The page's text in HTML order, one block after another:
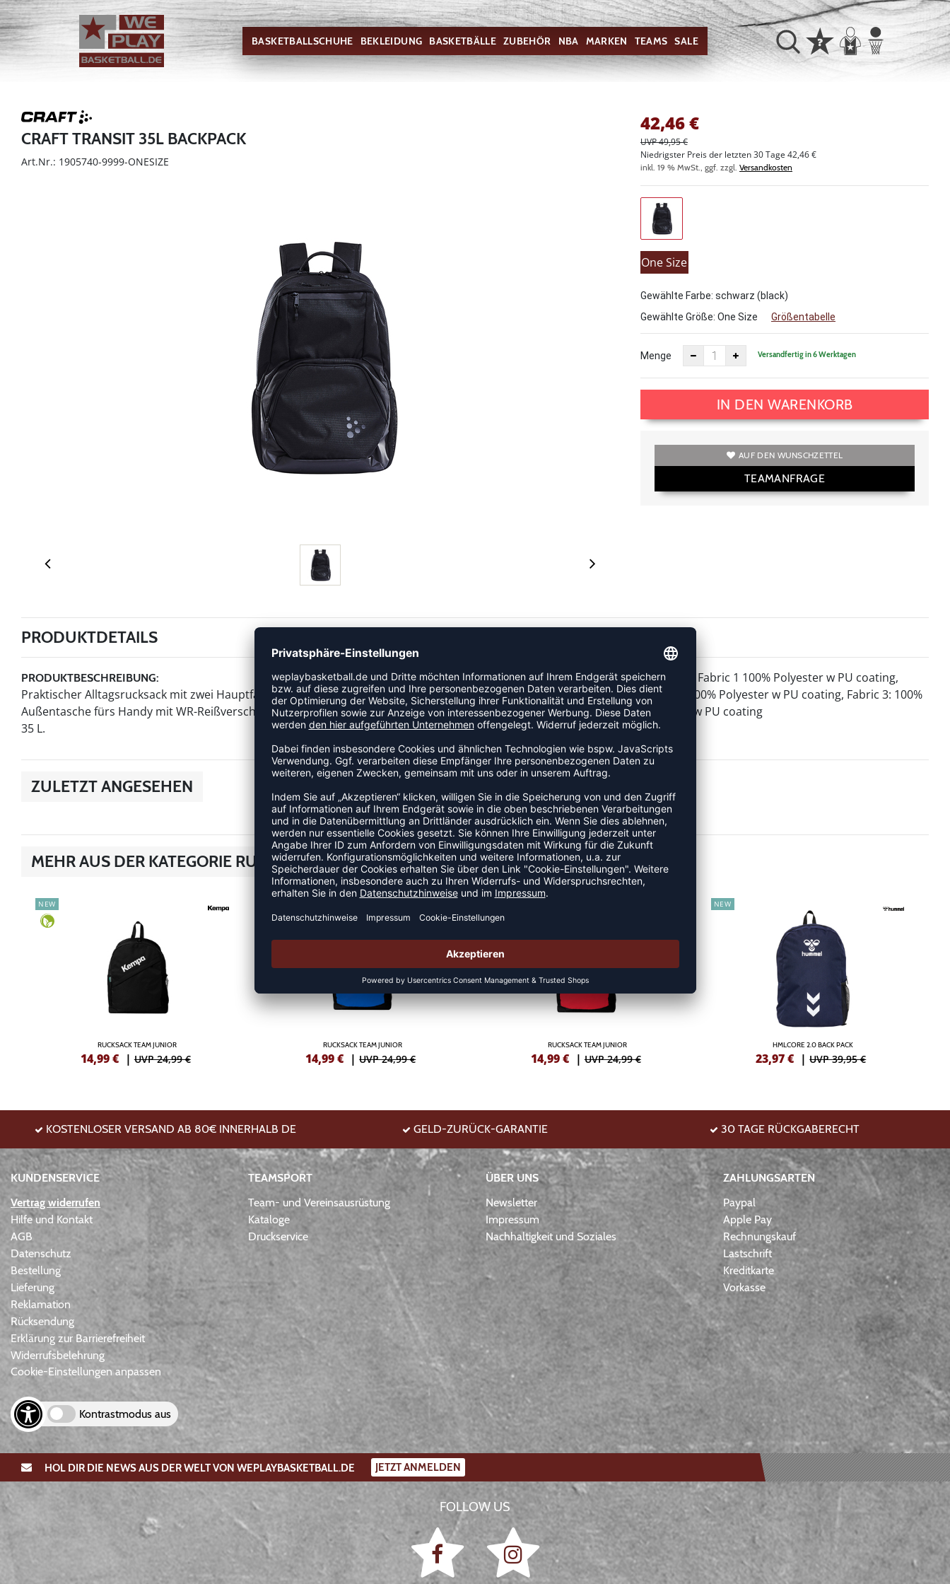
BASKETBALLSCHUHE BEKLEIDUNG BASKETBÄLLE ZUBEHÖR NBA MARKEN TEAMS SALE
CRAFT TRANSIT 35L BACKPACK
Art.Nr.: 1905740-9999-ONESIZE
42,46€
UVP 49,95 €
Niedrigster Preis der letzten 30 Tage 42,46 €
inkl. 19 % MwSt., ggf. zzgl. Versandkosten
One Size
Gewählte Farbe: schwarz (black)
Gewählte Größe: One Size Größentabelle
Menge Versandfertig in 6 Werktagen
IN DEN WARENKORB
AUF DEN WUNSCHZETTEL
TEAMANFRAGE
PRODUKTDETAILS
PRODUKTBESCHREIBUNG:
Praktischer Alltagsrucksack mit zwei Hauptfächern (eines mit zusätzlicher Polsterung für den Laptop), einer
Außentasche fürs Handy mit WR-Reißverschluss und seitlichen Fächern für Wasserflasche oder andere Gadgets.
35 L.
MATERIAL:
Fabric 1 100% Polyester w PU coating,
Fabric 2: 100% Polyester w PU coating, Fabric 3: 100%
Polyester w PU coating
ZULETZT ANGESEHEN
MEHR AUS DER KATEGORIE RUCKSÄCKE
NEW
RUCKSACK TEAM JUNIOR
14,99€ |UVP 24,99 €
RUCKSACK TEAM JUNIOR
14,99€ |UVP 24,99 €
RUCKSACK TEAM JUNIOR
14,99€ |UVP 24,99 €
NEW
HMLCORE 2.0 BACK PACK
23,97€ |UVP 39,95 €
KOSTENLOSER VERSAND AB 80€ INNERHALB DE GELD-ZURÜCK-GARANTIE 30 TAGE RÜCKGABERECHT
KUNDENSERVICE
Vertrag widerrufen
Hilfe und Kontakt
AGB
Datenschutz
Bestellung
Lieferung
Reklamation
Rücksendung
Erklärung zur Barrierefreiheit
Widerrufsbelehrung
Cookie-Einstellungen anpassen
Kontrastmodus aus
TEAMSPORT
Team- und Vereinsausrüstung
Kataloge
Druckservice
ÜBER UNS
Newsletter
Impressum
Nachhaltigkeit und Soziales
ZAHLUNGSARTEN
Paypal
Apple Pay
Rechnungskauf
Lastschrift
Kreditkarte
Vorkasse
HOL DIR DIE NEWS AUS DER WELT VON WEPLAYBASKETBALL.DE JETZT ANMELDEN
FOLLOW US